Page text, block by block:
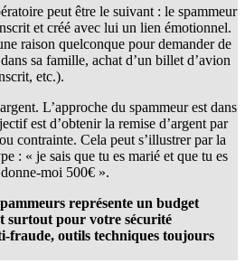
peut être le suivant : le spammeur
et créé avec lui un lien émotionnel.
raison quelconque pour demander de
sa famille, achat d’un billet d’avion
etc.).
L’approche du spammeur est dans
est d’obtenir la remise d’argent par
contrainte. Cela peut s’illustrer par la
: « je sais que tu es marié et que tu es
moi 500€ ».
représente un budget
surtout pour votre sécurité
fraude, outils techniques toujours